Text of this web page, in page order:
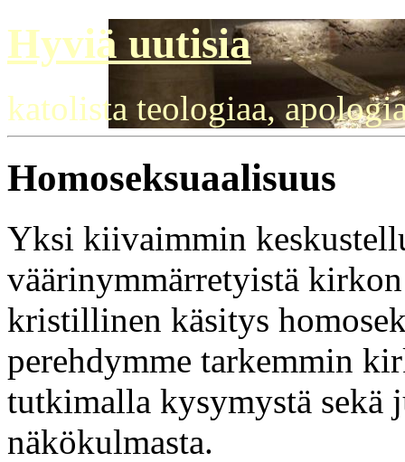
Hyviä uutisia
katolista teologiaa,
Homoseksuaalisuus
Yksi kiivaimmin
väärinymmärretyistä
kristillinen käsitys
perehdymme tarkemmin
tutkimalla kysymystä sekä
näkökulmasta.